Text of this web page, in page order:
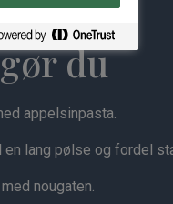
du
appelsinpasta.
en lang pølse og fordel
nougaten.